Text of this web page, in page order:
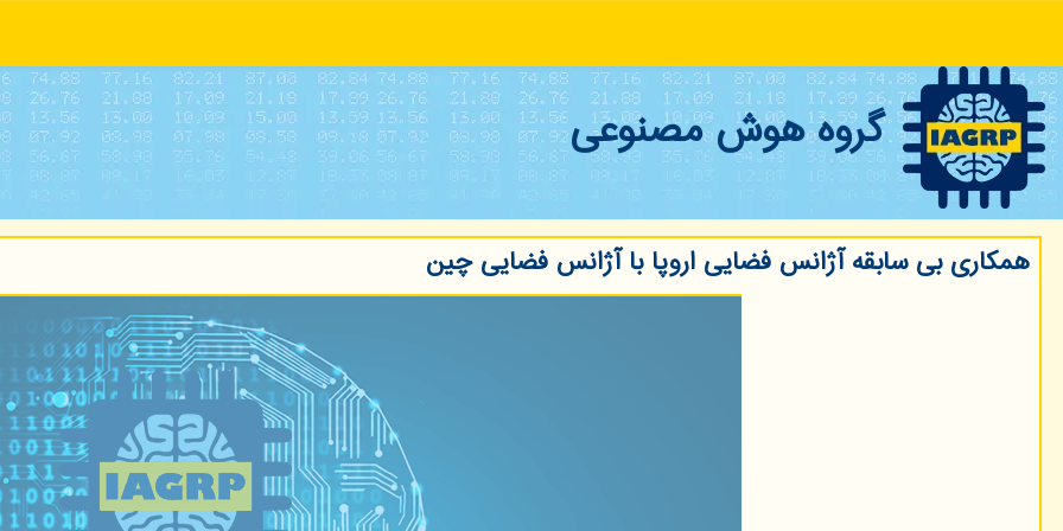
گروه هوش مصنوعی
همکاری بی سابقه آژانس فضایی اروپا با آژانس فضایی چین